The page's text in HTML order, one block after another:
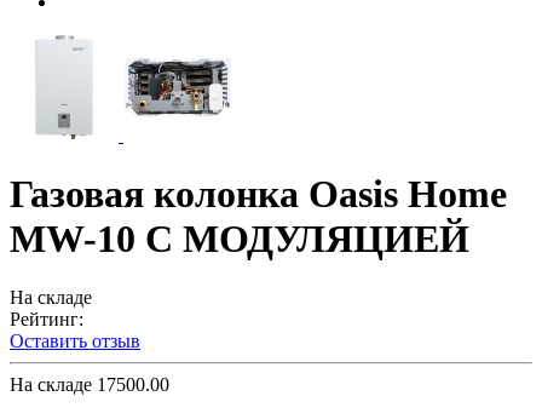
Газовая колонка Oasis Home
MW-10 С МОДУЛЯЦИЕЙ
На складе
Рейтинг:
Оставить отзыв
На складе 17500.00